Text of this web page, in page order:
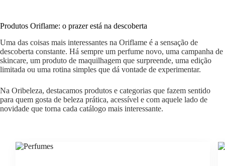
Produtos Oriflame: o prazer está na descoberta
Uma das coisas mais interessantes na Oriflame é a sensação de
descoberta constante. Há sempre um perfume novo, uma campanha de
skincare, um produto de maquilhagem que surpreende, uma edição
limitada ou uma rotina simples que dá vontade de experimentar.
Na Oribeleza, destacamos produtos e categorias que fazem sentido
para quem gosta de beleza prática, acessível e com aquele lado de
novidade que torna cada catálogo mais interessante.